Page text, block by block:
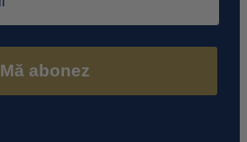
Mă abonez